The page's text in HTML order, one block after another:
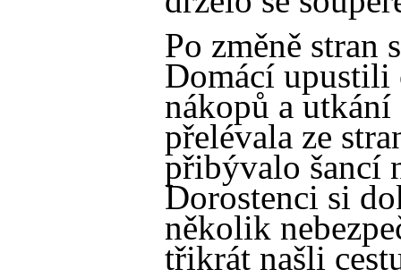
Po změně stran
Domácí upustili
nákopů a utkání
přelévala ze
přibývalo šancí
Dorostenci si
několik
třikrát našli